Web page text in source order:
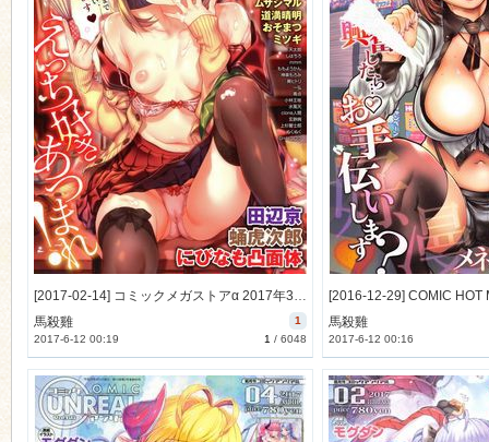
[2017-02-14] コミックメガストアα 2017年3月号 [598M]
1
馬殺雞
1 / 6048
2017-6-12 00:19
馬殺雞
2017-6-12 00:16